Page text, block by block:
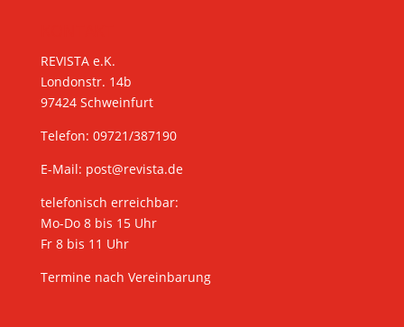
REVISTA e.K.
Londonstr. 14b
97424 Schweinfurt
Telefon: 09721/387190
E-Mail: post@revista.de
telefonisch erreichbar:
Mo-Do 8 bis 15 Uhr
Fr 8 bis 11 Uhr
Termine nach Vereinbarung